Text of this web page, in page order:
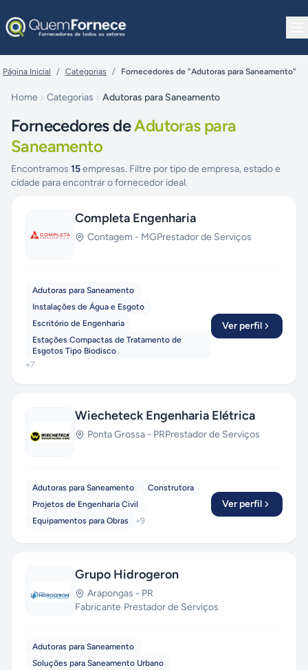
Página Inicial / Categorias / Fornecedores de "Adutoras para Saneamento"
Home Categorias Adutoras para Saneamento
Fornecedores deAdutoras para
Saneamento
Encontramos 15empresas. Filtre por tipo de empresa, estado e
cidade para encontrar o fornecedor ideal.
Completa Engenharia
Contagem - MGPrestador de Serviços
Adutoras para Saneamento
Instalações de Água e Esgoto
Escritório de Engenharia
Estações Compactas de Tratamento de
Esgotos Tipo Biodisco
+7
Ver perfil
Wiecheteck Engenharia Elétrica
Ponta Grossa - PRPrestador de Serviços
Adutoras para Saneamento
Construtora
Projetos de Engenharia Civil
Equipamentos para Obras
+9
Ver perfil
Grupo Hidrogeron
Arapongas - PR
Fabricante·Prestador de Serviços
Adutoras para Saneamento
Soluções para Saneamento Urbano